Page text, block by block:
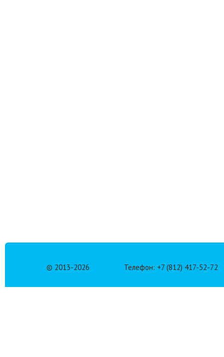
© 2013-2026 Телефон: +7 (812) 417-52-72